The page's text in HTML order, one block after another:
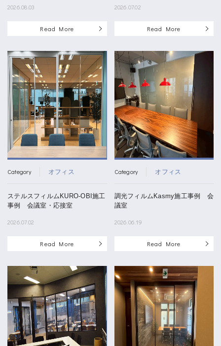
2026.08.03
Read More
2026.07.02
Read More
Category オフィス
ステルスフィルムKURO-OBI施工
事例 会議室・応接室
2026.07.02
Read More
Category オフィス
調光フィルムKasmy施工事例 会
議室
2026.06.19
Read More